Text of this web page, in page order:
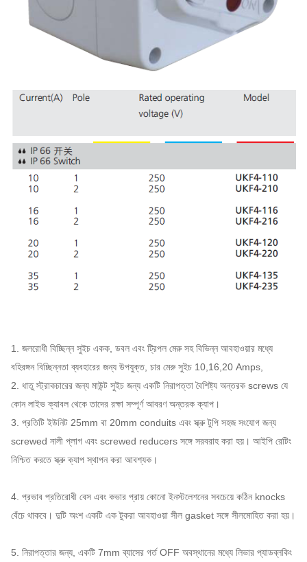
1. জলরোধী বিচ্ছিন্ন সুইচ একক, ডবল এবং ট্রিপল মেরু সহ বিভিন্ন আবহাওয়ার মধ্যে
বহিরঙ্গন বিচ্ছিন্নতা ব্যবহারের জন্য উপযুক্ত, চার মেরু সুইচ 10,16,20 Amps,
2. ধাতু স্ট্রাকচারের জন্য মাউন্ট সুইচ জন্য একটি নিরাপত্তা বৈশিষ্ট্য অন্তরক screws যে
কোন লাইভ ক্যাবল থেকে তাদের রক্ষা সম্পূর্ণ আবরণ অন্তরক ক্যাপ।
3. প্রতিটি ইউনিট 25mm বা 20mm conduits এবং স্ক্রু টুপি সহজ সংযোগ জন্য
screwed নালী প্লাগ এবং screwed reducers সঙ্গে সরবরাহ করা হয়। আইপি রেটিং
নিশ্চিত করতে স্ক্রু ক্যাপ স্থাপন করা আবশ্যক।
4. প্রভাব প্রতিরোধী বেস এবং কভার প্রায় কোনো ইনস্টলেশনের সবচেয়ে কঠিন knocks
বেঁচে থাকবে। দুটি অংশ একটি এক টুকরা আবহাওয়া সীল gasket সঙ্গে সীলমোহিত করা হয়।
5. নিরাপত্তার জন্য, একটি 7mm ব্যাসের গর্ত OFF অবস্থানের মধ্যে লিভার প্যাডব্লকিং